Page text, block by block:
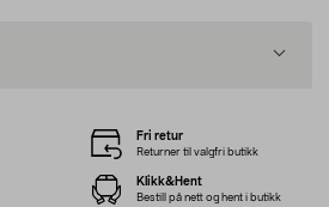
Fri retur
Returner til valgfri butikk
Klikk&Hent
Bestill på nett og hent i butikk